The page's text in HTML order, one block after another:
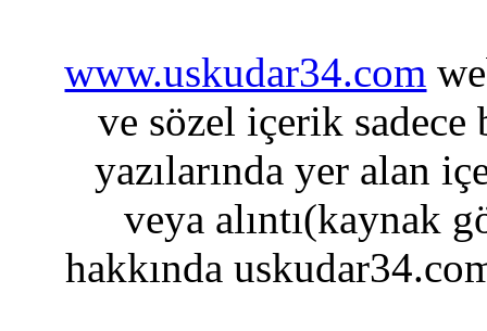
www.uskudar34.com
ve sözel içerik sadece
yazılarında yer alan
veya alıntı(kaynak
hakkında